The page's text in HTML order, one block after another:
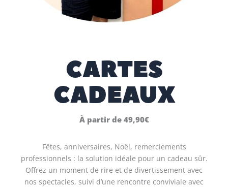
CARTES
CADEAUX
À partir de 49,90€
Fêtes, anniversaires, Noël, remerciements
professionnels : la solution idéale pour un cadeau sûr.
Offrez un moment de rire et de divertissement avec
nos spectacles, suivi d’une rencontre conviviale avec